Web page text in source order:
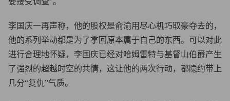
李国庆一再声称，他的股权是俞渝用尽心机巧取豪夺去的，
他的系列举动都是为了拿回原本属于自己的东西。可以对此
进行合理地怀疑，李国庆已经对哈姆雷特与基督山伯爵产生
了强烈的超越时空的共情，这让他的两次行动，都隐约带上
几分“复仇”气质。